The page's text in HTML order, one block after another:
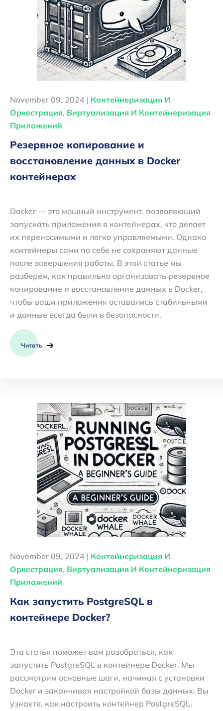
November 09, 2024 | Контейнеризация И
Оркестрация, Виртуализация И Контейнеризация
Приложений
Резервное копирование и
восстановление данных в Docker
контейнерах
Docker — это мощный инструмент, позволяющий
запускать приложения в контейнерах, что делает
их переносимыми и легко управляемыми. Однако
контейнеры сами по себе не сохраняют данные
после завершения работы. В этой статье мы
разберем, как правильно организовать резервное
копирование и восстановление данных в Docker,
чтобы ваши приложения оставались стабильными
и данные всегда были в безопасности.
Читать
November 09, 2024 | Контейнеризация И
Оркестрация, Виртуализация И Контейнеризация
Приложений
Как запустить PostgreSQL в
контейнере Docker?
Эта статья поможет вам разобраться, как
запустить PostgreSQL в контейнере Docker. Мы
рассмотрим основные шаги, начиная с установки
Docker и заканчивая настройкой базы данных. Вы
узнаете, как настроить контейнер PostgreSQL,